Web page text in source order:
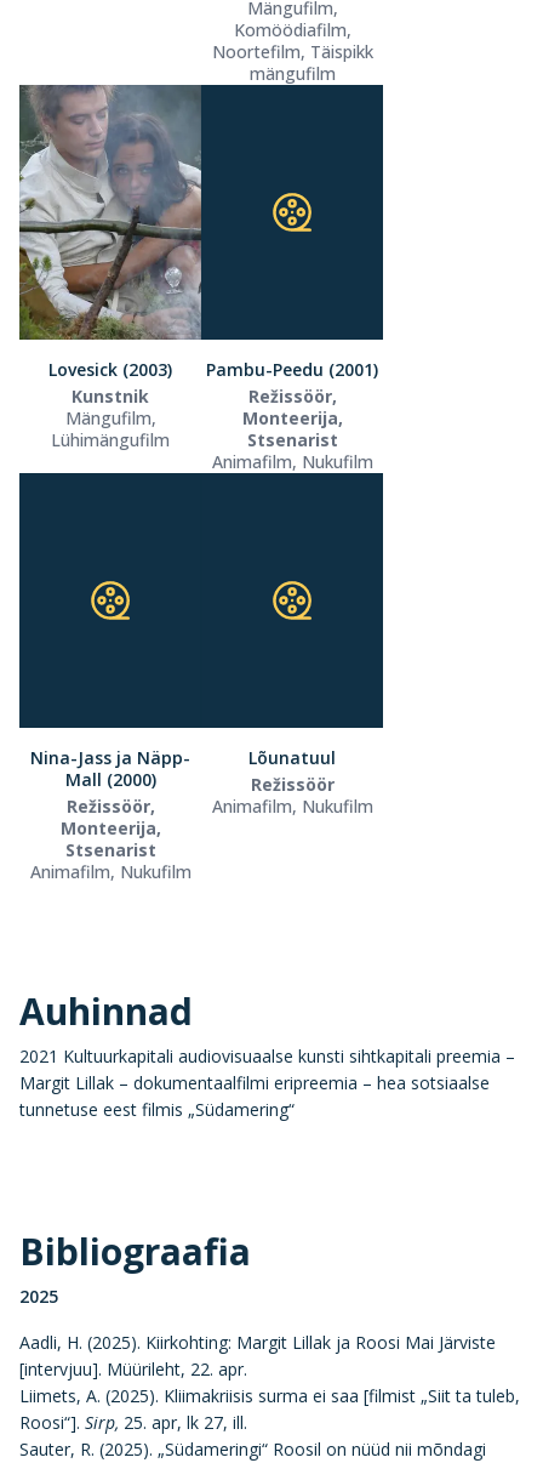
Mängufilm,
Komöödiafilm,
Noortefilm, Täispikk
mängufilm
Lovesick (2003)
Kunstnik
Mängufilm,
Lühimängufilm
Pambu-Peedu (2001)
Režissöör,
Monteerija,
Stsenarist
Animafilm, Nukufilm
Nina-Jass ja Näpp-
Mall (2000)
Režissöör,
Monteerija,
Stsenarist
Animafilm, Nukufilm
Lõunatuul
Režissöör
Animafilm, Nukufilm
Auhinnad
2021 Kultuurkapitali audiovisuaalse kunsti sihtkapitali preemia –
Margit Lillak – dokumentaalfilmi eripreemia – hea sotsiaalse
tunnetuse eest filmis „Südamering“
Bibliograafia
2025
Aadli, H. (2025). Kiirkohting: Margit Lillak ja Roosi Mai Järviste
[intervjuu]. Müürileht, 22. apr.
Liimets, A. (2025). Kliimakriisis surma ei saa [filmist „Siit ta tuleb,
Roosi“]. Sirp, 25. apr, lk 27, ill.
Sauter, R. (2025). „Südameringi“ Roosil on nüüd nii mõndagi